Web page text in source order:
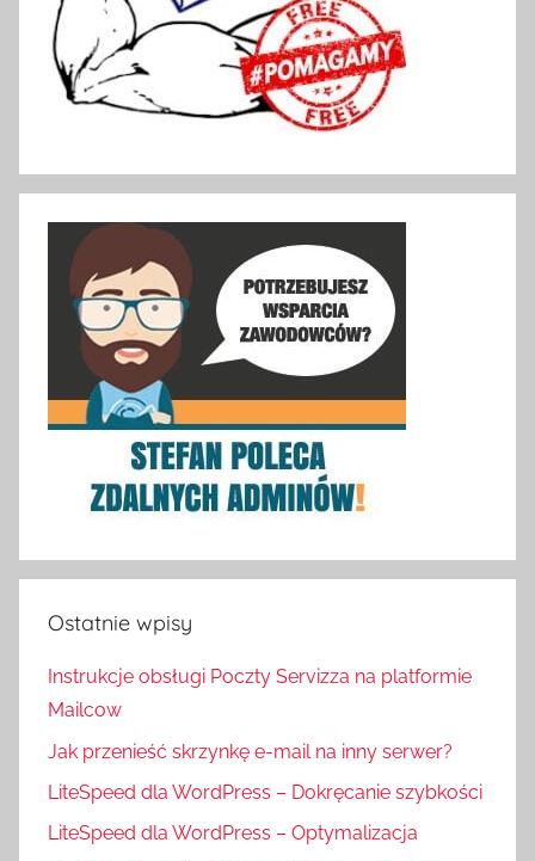
Ostatnie wpisy
Instrukcje obsługi Poczty Servizza na platformie
Mailcow
Jak przenieść skrzynkę e-mail na inny serwer?
LiteSpeed dla WordPress – Dokręcanie szybkości
LiteSpeed dla WordPress – Optymalizacja